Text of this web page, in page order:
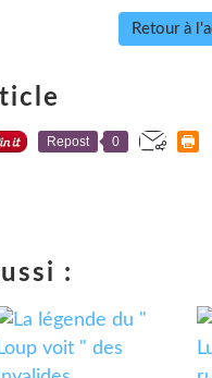
Retour à
Repost 0
: